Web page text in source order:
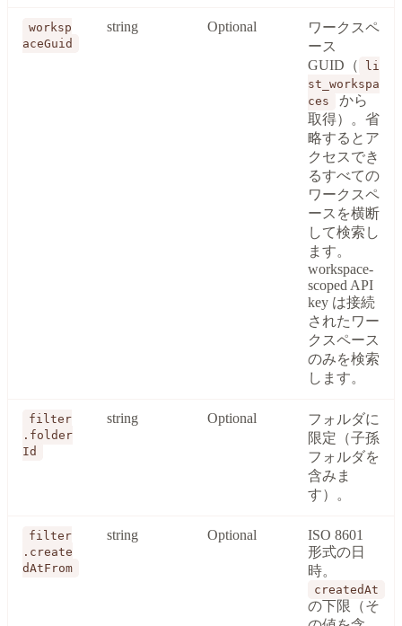
worksp
aceGuid
string Optional
ワークスペ
ース
GUID（
li
st_workspa
ces
から
取得）。省
略するとア
クセスでき
るすべての
ワークスペ
ースを横断
して検索し
ます。
workspace-
scoped API
key は接続
されたワー
クスペース
のみを検索
します。
filter
.folder
Id
string Optional
フォルダに
限定（子孫
フォルダを
含みま
す）。
filter
.create
dAtFrom
string Optional
ISO 8601
形式の日
時。
createdAt
の下限（そ